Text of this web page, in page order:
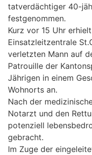
tatverdächtiger 40-
festgenommen.
Kurz vor 15 Uhr
Einsatzleitzentrale
verletzten Mann auf
Patrouille der
Jährigen in einem
Wohnorts an.
Nach der
Notarzt und den
potenziell
gebracht.
Im Zuge der